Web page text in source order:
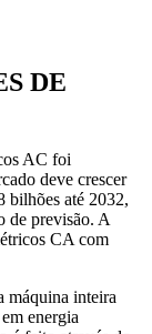
DE
AC foi
deve crescer
bilhões até 2032,
de previsão. A
CA com
máquina inteira
energia